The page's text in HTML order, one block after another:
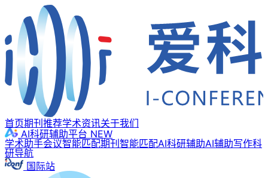
首页期刊推荐学术资讯关于我们
AI科研辅助平台 NEW
学术助手会议智能匹配期刊智能匹配AI科研辅助AI辅助写作科
研导航
国际站